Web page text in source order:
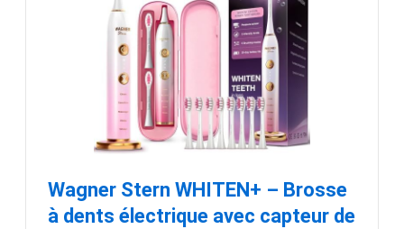
Wagner Stern WHITEN+ – Brosse
à dents électrique avec capteur de